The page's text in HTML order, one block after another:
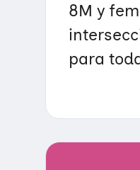
8M y
para